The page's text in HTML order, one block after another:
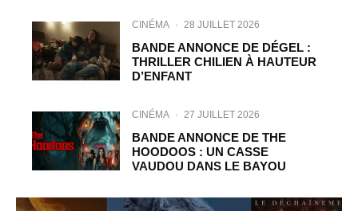
CINÉMA · 28 JUILLET 2026
BANDE ANNONCE DE DÉGEL :
THRILLER CHILIEN À HAUTEUR
D’ENFANT
CINÉMA · 27 JUILLET 2026
BANDE ANNONCE DE THE
HOODOOS : UN CASSE
VAUDOU DANS LE BAYOU